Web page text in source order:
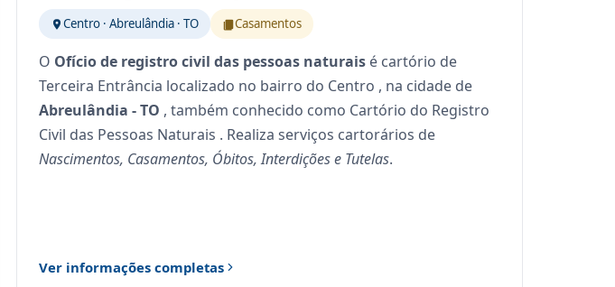
Centro · Abreulândia · TO Casamentos
O Ofício de registro civil das pessoas naturais é cartório de
Terceira Entrância localizado no bairro do Centro , na cidade de
Abreulândia - TO , também conhecido como Cartório do Registro
Civil das Pessoas Naturais . Realiza serviços cartorários de
Nascimentos, Casamentos, Óbitos, Interdições e Tutelas.
Ver informações completas